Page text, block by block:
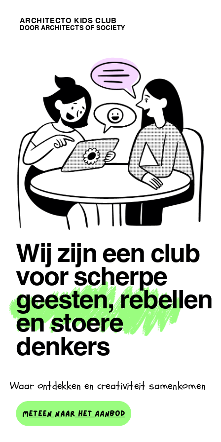
meteen naAR het Aanbod
ARCHITECTO KIDS CLUB
DOOR ARCHITECTS OF SOCIETY
Wij zijn een club
voor scherpe
geesten, rebellen
en stoere
denkers
Waar ontdekken en creativiteit samenkomen